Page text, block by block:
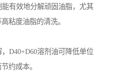
有效地分解顽固油脂，尤其
粘度油脂的清洗。
D40+D60溶剂油可降低单位
约成本。